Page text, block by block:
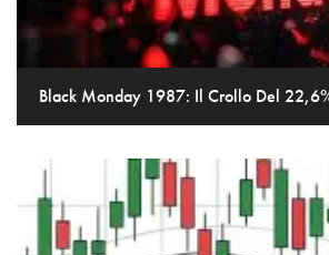
Black Monday 1987: Il Crollo Del